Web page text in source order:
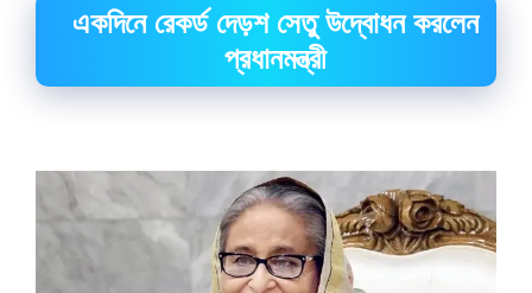
একদিনে রেকর্ড দেড়শ সেতু উদ্বোধন করলেন
প্রধানমন্ত্রী